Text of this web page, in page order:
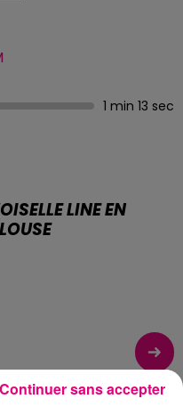
1 min 13 sec
LINE EN
Continuer sans accepter